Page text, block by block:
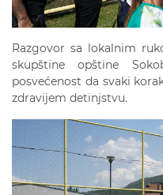
Razgovor sa lokalnim
skupštine opštine
posvećenost da svaki
zdravijem detinjstvu.